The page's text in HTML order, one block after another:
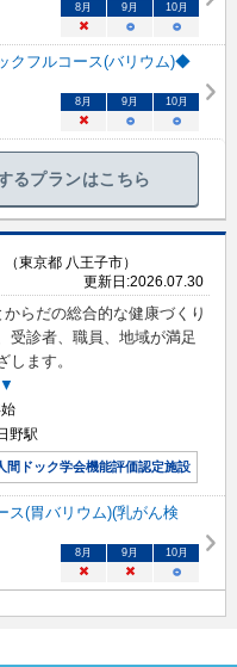
8月 9月 10月
× ○ ○
クフルコース(バリウム)◆
8月 9月 10月
× ○ ○
るプランはこちら
（東京都 八王子市）
更新日:2026.07.30
からだの総合的な健康づくり
受診者、職員、地域が満足
します。
野駅
間ドック学会機能評価認定施設
ス(胃バリウム)(乳がん検
8 月 9 月 10月
× × ○